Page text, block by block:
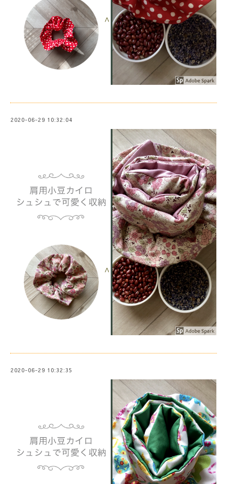
2020-06-29 10:32:04
2020-06-29 10:32:35